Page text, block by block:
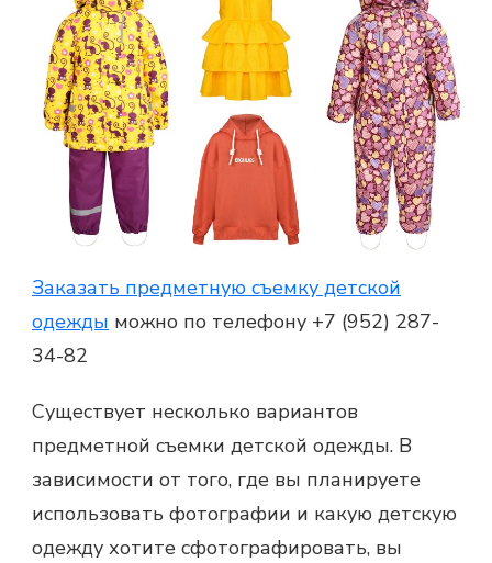
Заказать предметную съемку детской
одежды можно по телефону +7 (952) 287-
34-82
Существует несколько вариантов
предметной съемки детской одежды. В
зависимости от того, где вы планируете
использовать фотографии и какую детскую
одежду хотите сфотографировать, вы